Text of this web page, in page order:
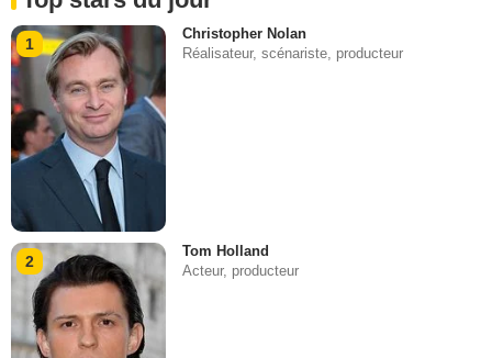
1
Christopher Nolan
Réalisateur, scénariste, producteur
2
Tom Holland
Acteur, producteur